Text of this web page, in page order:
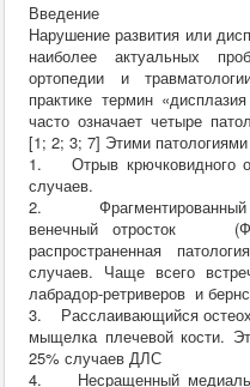
Токсикология
Зоогигиена
Патанатомия
Интересное
Кормление
Введение
Нарушение развития или
наиболее актуальных
ортопедии и
практике термин
часто означает четыре
[1; 2; 3; 7] Этими
1. Отрыв крючковидного
случаев.
2. Фрагментированный
венечный
распространенная
случаев. Чаще всего
лабрадор-ретриверов и
3. Расслаивающийся
мыщелка плечевой кости.
25% случаев ДЛС
4. Несращенный